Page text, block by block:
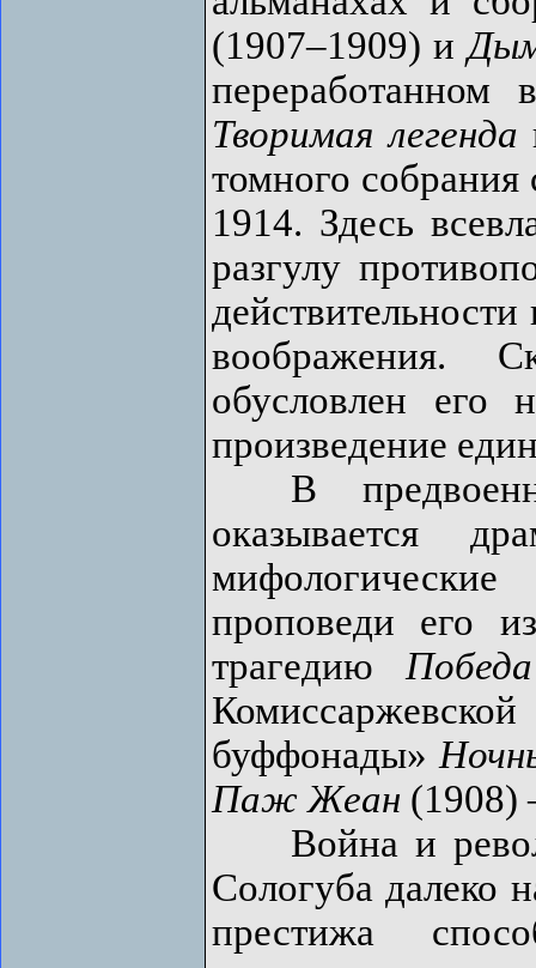
(1907–1909) и
переработанном
Творимая легенда
томного собрания
1914. Здесь
разгулу
воображения.
обусловлен его
произведение
В
оказывается
проповеди его
трагедию
буффонады»
Паж Жеан (1908)
Война и
Сологуба далеко
престижа